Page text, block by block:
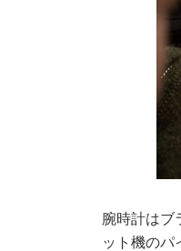
腕時計はブ
ット機のパ